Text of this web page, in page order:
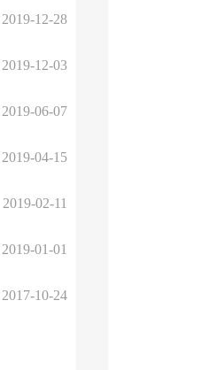
2019-12-28
2019-12-03
2019-06-07
2019-04-15
2019-02-11
2019-01-01
2017-10-24